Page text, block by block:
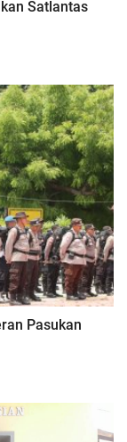
Satlantas
Pasukan